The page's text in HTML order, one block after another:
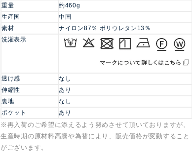
重量
約460g
生産国
中国
素材
ナイロン87％ ポリウレタン13％
洗濯表示
透け感
なし
伸縮性
あり
裏地
なし
ポケット
あり
※再入荷のご希望に添えるよう努めさせて頂いておりますが、
生産時期の原材料高騰や為替により、販売価格が変動すること
がございます。